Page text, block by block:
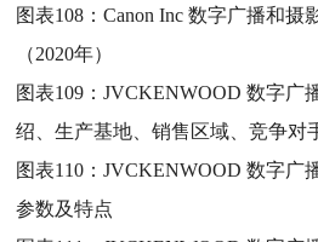
图表108：Canon Inc 数字广播和摄
（2020年）
图表109：JVCKENWOOD 数字广
绍、生产基地、销售区域、竞争对
图表110：JVCKENWOOD 数字广
参数及特点